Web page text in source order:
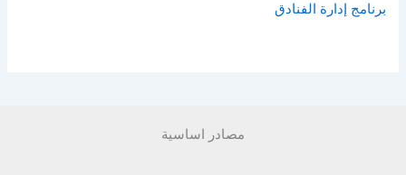
برنامج إدارة الفنادق
مصادر اساسية